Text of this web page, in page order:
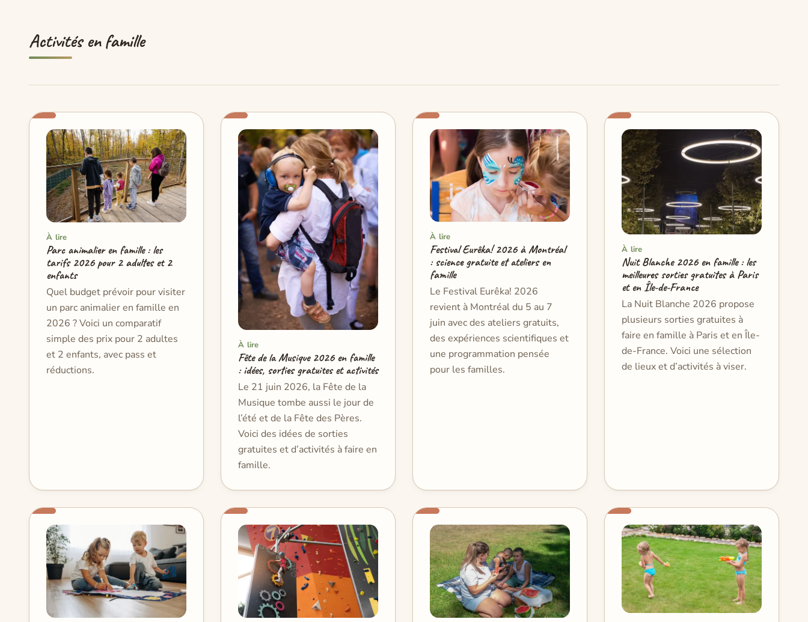
Activités en famille
À lire
Parc animalier en famille : les
tarifs 2026 pour 2 adultes et 2
enfants
Quel budget prévoir pour visiter
un parc animalier en famille en
2026 ? Voici un comparatif
simple des prix pour 2 adultes
et 2 enfants, avec pass et
réductions.
À lire
Fête de la Musique 2026 en famille
: idées, sorties gratuites et activités
Le 21 juin 2026, la Fête de la
Musique tombe aussi le jour de
l’été et de la Fête des Pères.
Voici des idées de sorties
gratuites et d’activités à faire en
famille.
À lire
Festival Eurêka! 2026 à Montréal
: science gratuite et ateliers en
famille
Le Festival Eurêka! 2026
revient à Montréal du 5 au 7
juin avec des ateliers gratuits,
des expériences scientifiques et
une programmation pensée
pour les familles.
À lire
Nuit Blanche 2026 en famille : les
meilleures sorties gratuites à Paris
et en Île-de-France
La Nuit Blanche 2026 propose
plusieurs sorties gratuites à
faire en famille à Paris et en Île-
de-France. Voici une sélection
de lieux et d’activités à viser.